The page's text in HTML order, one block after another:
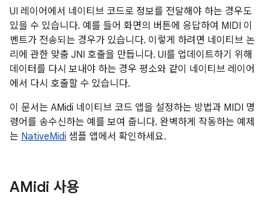
UI 레이어에서 네이티브 코드로 정보를 전달해야 하는 경우도
있을 수 있습니다. 예를 들어 화면의 버튼에 응답하여 MIDI 이
벤트가 전송되는 경우가 있습니다. 이렇게 하려면 네이티브 논
리에 관한 맞춤 JNI 호출을 만듭니다. UI를 업데이트하기 위해
데이터를 다시 보내야 하는 경우 평소와 같이 네이티브 레이어
에서 다시 호출할 수 있습니다.
이 문서는 AMidi 네이티브 코드 앱을 설정하는 방법과 MIDI 명
령어를 송수신하는 예를 보여 줍니다. 완벽하게 작동하는 예제
는 NativeMidi 샘플 앱에서 확인하세요.
AMidi 사용